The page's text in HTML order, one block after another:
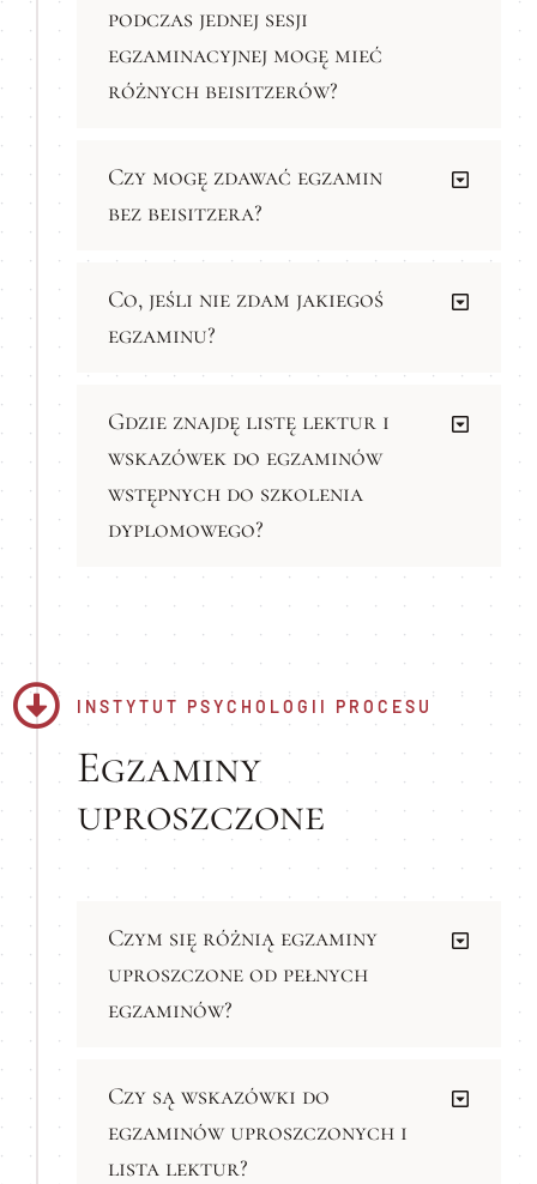
podczas jednej sesji
egzaminacyjnej mogę mieć
różnych beisitzerów?
Czy mogę zdawać egzamin
bez beisitzera?
Co, jeśli nie zdam jakiegoś
egzaminu?
Gdzie znajdę listę lektur i
wskazówek do egzaminów
wstępnych do szkolenia
dyplomowego?
INSTYTUT PSYCHOLOGII PROCESU
Egzaminy
uproszczone
Czym się różnią egzaminy
uproszczone od pełnych
egzaminów?
Czy są wskazówki do
egzaminów uproszczonych i
lista lektur?